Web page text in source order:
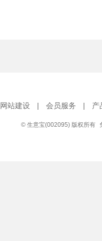
网站建设 | 会员服务 | 产
© 生意宝(002095) 版权所有